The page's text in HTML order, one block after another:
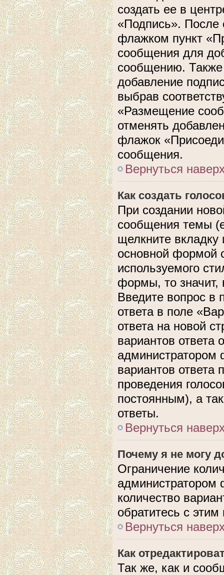
создать ее в
«Подпись». После
флажком пункт
сообщения для
сообщению. Также
добавление
выбрав
«Размещение
отменять
флажок
сообщения.
Вернуться
Как создать
При создании
сообщения темы
щелкните
основной формой
используемого
формы, то значит,
Введите вопрос в
ответа в поле
ответа на новой
вариантов ответа
администратором
вариантов ответа
проведения
постоянным), а
ответы.
Вернуться
Почему я не могу
Ограничение
количество
обратитесь с
Вернуться
Как
Так же, как и